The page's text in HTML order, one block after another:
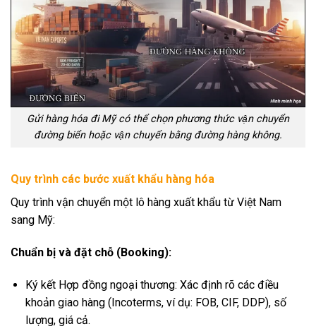
Gửi hàng hóa đi Mỹ có thể chọn phương thức vận chuyển
đường biển hoặc vận chuyển bằng đường hàng không.
Quy trình các bước xuất khẩu hàng hóa
Quy trình vận chuyển một lô hàng xuất khẩu từ Việt Nam
sang Mỹ:
Chuẩn bị và đặt chỗ (Booking):
Ký kết Hợp đồng ngoại thương: Xác định rõ các điều
khoản giao hàng (Incoterms, ví dụ: FOB, CIF, DDP), số
lượng, giá cả.